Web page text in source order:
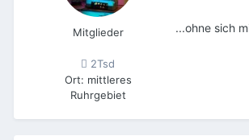
Mitglieder
2Tsd
Ort: mittleres
Ruhrgebiet
...ohne sich